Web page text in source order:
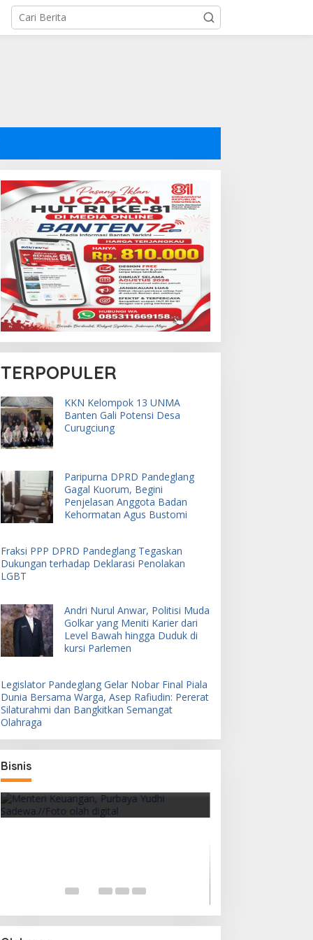
TERPOPULER
KKN Kelompok 13 UNMA
Banten Gali Potensi Desa
Curugciung
Paripurna DPRD Pandeglang
Gagal Kuorum, Begini
Penjelasan Anggota Badan
Kehormatan Agus Bustomi
Fraksi PPP DPRD Pandeglang Tegaskan
Dukungan terhadap Deklarasi Penolakan
LGBT
Andri Nurul Anwar, Politisi Muda
Golkar yang Meniti Karier dari
Level Bawah hingga Duduk di
kursi Parlemen
Legislator Pandeglang Gelar Nobar Final Piala
Dunia Bersama Warga, Asep Rafiudin: Pererat
Silaturahmi dan Bangkitkan Semangat
Olahraga
Bisnis
Pemerintah Siapkan PFII sebagai
Pusat Finansial
Legislator Pandeglang Gelar